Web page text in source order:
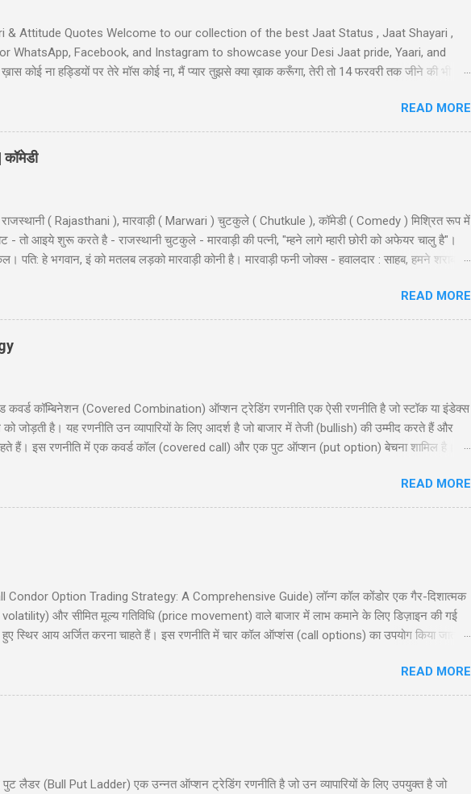
& Attitude Quotes Welcome to our collection of the best Jaat Status , Jaat Shayari ,
WhatsApp, Facebook, and Instagram to showcase your Desi Jaat pride, Yaari, and
कोई ना हड्डियों पर तेरे मॉस कोई ना, मैं प्यार तुझसे क्या ख़ाक करूँगा, तेरी तो 14 फरवरी तक जीने की भी
Jatt !! Jaat Fan Status जिन कामा पै सरकारी बैन है, जाट उन कामा का फैन है..!! 40-Jaat-Jat-Jatt !!
READ MORE
( Rajasthani ), मारवाड़ी ( Marwari ) चुटकुले ( Chutkule ), कॉमेडी ( Comedy ) मिश्रित रूप में
- तो आइये शुरू करते है - राजस्थानी चुटकुले - मारवाड़ी की पत्नी, "म्हने लागे म्हारी छोरी को अफेयर चालु है"।
पति: हे भगवान, इं को मतलब लड़को मारवाड़ी कोनी है। मारवाड़ी फनी जोक्स - हवालदार : साहब, हमने शराब से
री से? लुगाई- आत्महत्या करणे जा री सुं धणी- तो इत्तो मेकअप क्यूँ करयो है लुगाई- काल अख़बार म्हें म्हारो
के लिए कुछ अधिकारी दिल्ली से गाँव की छोटी स्कूल में पहुंचे और निरिक्षण शुरू किया । निरीक्षक लड़कों से:
सब वैस...
READ MORE
कॉम्बिनेशन (Covered Combination) ऑप्शन ट्रेडिंग रणनीति एक ऐसी रणनीति है जो स्टॉक या इंडेक्स
है। यह रणनीति उन व्यापारियों के लिए आदर्श है जो बाजार में तेजी (bullish) की उम्मीद करते हैं और
हैं। इस रणनीति में एक कवर्ड कॉल (covered call) और एक पुट ऑप्शन (put option) बेचना शामिल है।
होगी, जो सूचित निर्णय लेना चाहते हैं। हमारा उद्देश्य आपको इस रणनीति को समझने और इसे प्रभावी ढंग से लागू
2. कवर्ड कॉम्बिनेशन क्या है? (What is Covered Combination?) ...
READ MORE
Condor Option Trading Strategy: A Comprehensive Guide) लॉन्ग कॉल कोंडोर एक गैर-दिशात्मक
और सीमित मूल्य गतिविधि (price movement) वाले बाजार में लाभ कमाने के लिए डिज़ाइन की गई
स्थिर आय अर्जित करना चाहते हैं। इस रणनीति में चार कॉल ऑप्शंस (call options) का उपयोग किया जाता है,
के चार परिदृश्य (scenarios), प्रवेश और निकास की योजना (entry and exit planning), जोखिम और लाभ
अनुभवी ट्रेडर, यह गाइड आपको इस रणनीति को समझने और लागू करने में मदद करेगी। ...
READ MORE
लैडर (Bull Put Ladder) एक उन्नत ऑप्शन ट्रेडिंग रणनीति है जो उन व्यापारियों के लिए उपयुक्त है जो